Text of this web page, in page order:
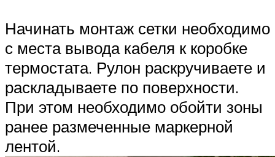
Начинать монтаж сетки необходимо
с места вывода кабеля к коробке
термостата. Рулон раскручиваете и
раскладываете по поверхности.
При этом необходимо обойти зоны
ранее размеченные маркерной
лентой.